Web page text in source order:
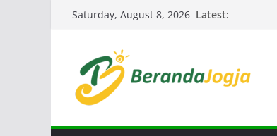
Saturday, August 8, 2026 Latest: